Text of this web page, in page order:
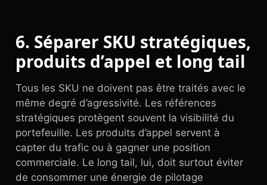
6. Séparer SKU stratégiques,
produits d’appel et long tail
Tous les SKU ne doivent pas être traités avec le
même degré d’agressivité. Les références
stratégiques protègent souvent la visibilité du
portefeuille. Les produits d’appel servent à
capter du trafic ou à gagner une position
commerciale. Le long tail, lui, doit surtout éviter
de consommer une énergie de pilotage